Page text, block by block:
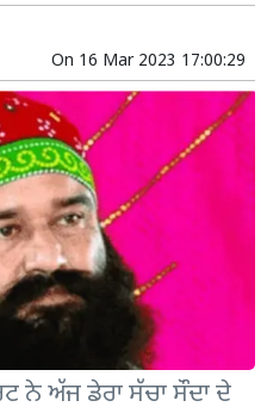
On 16 Mar 2023 17:00:29
ਨੇ ਅੱਜ ਡੇਰਾ ਸੱਚਾ ਸੌਦਾ ਦੇ